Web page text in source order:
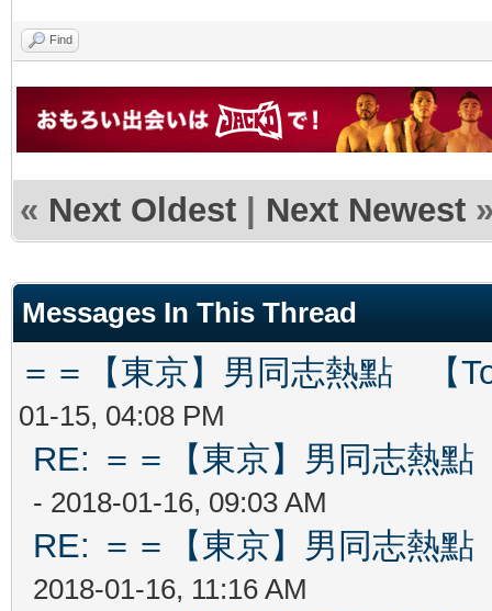
Find
« Next Oldest | Next Newest
Messages In This Thread
＝＝【東京】男同志熱點 【
01-15, 04:08 PM
RE: ＝＝【東京】男同志熱
- 2018-01-16, 09:03 AM
RE: ＝＝【東京】男同志熱
2018-01-16, 11:16 AM